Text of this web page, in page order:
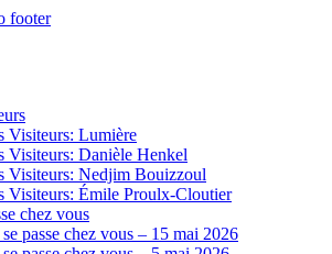
footer
Visiteurs: Lumière
Visiteurs: Danièle Henkel
Visiteurs: Nedjim Bouizzoul
Visiteurs: Émile Proulx-Cloutier
chez vous
passe chez vous – 15 mai 2026